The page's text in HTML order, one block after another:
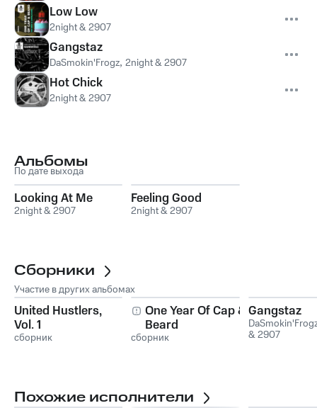
Low Low
2night & 2907
Gangstaz
DaSmokin'Frogz, 2night & 2907
Hot Chick
2night & 2907
Альбомы
По дате выхода
Looking At Me
2night & 2907
Feeling Good
2night & 2907
Сборники
Участие в других альбомах
United Hustlers,
Vol. 1
сборник
One Year Of Cap &
Beard
сборник
Gangstaz
& 2907
Похожие исполнители